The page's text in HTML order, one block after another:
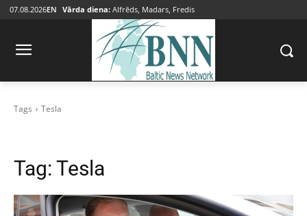
07.08.2026EN Vārda diena: Alfrēds, Madars, Fredis
Tags Tesla
Tag: Tesla